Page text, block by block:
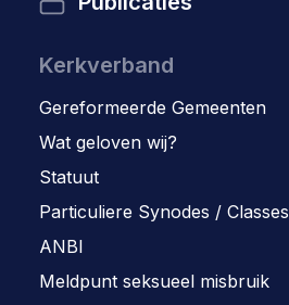
Kerkverband
Gereformeerde Gemeenten
Wat geloven wij?
Statuut
Particuliere Synodes / Classes
ANBI
Meldpunt seksueel misbruik